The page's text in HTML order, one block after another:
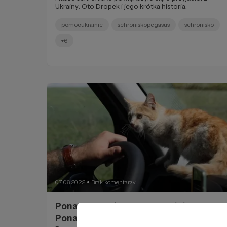
Ukrainy. Oto Dropek i jego krótka historia.
pomocukrainie schroniskopegasus schronisko
+6
07.06.2022 ● Brak komentarzy
Ponad 100 dni Walk na Ukrainie to
Ponad 100 Dni Cierpienia Niewinnych